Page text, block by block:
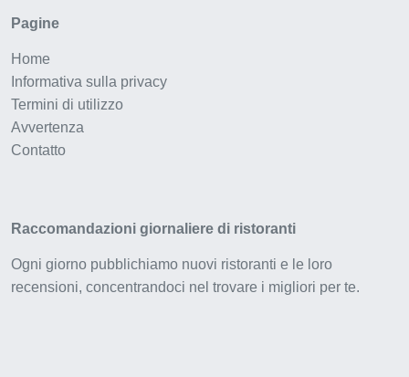
Pagine
Home
Informativa sulla privacy
Termini di utilizzo
Avvertenza
Contatto
Raccomandazioni giornaliere di ristoranti
Ogni giorno pubblichiamo nuovi ristoranti e le loro
recensioni, concentrandoci nel trovare i migliori per te.